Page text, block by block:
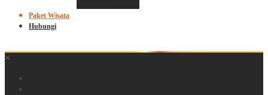
Paket Wisata
Hubungi
×